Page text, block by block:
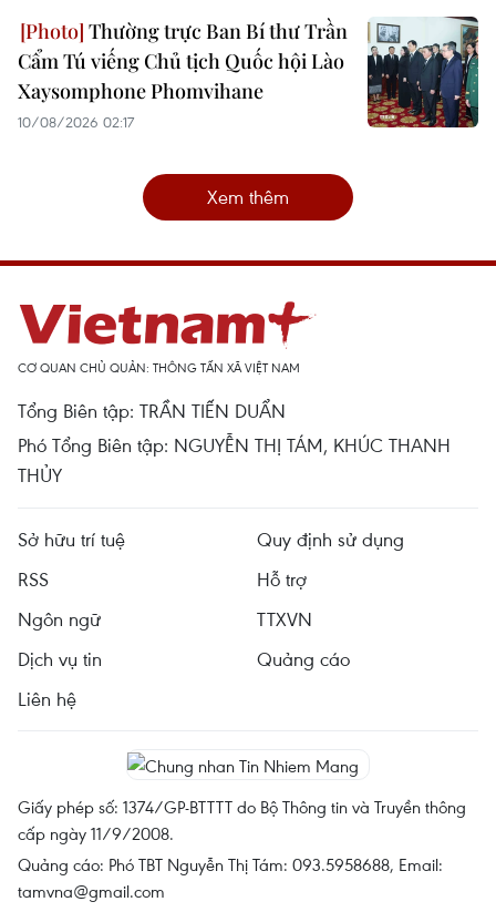
Thường trực Ban Bí thư Trần
Cẩm Tú viếng Chủ tịch Quốc hội Lào
Xaysomphone Phomvihane
10/08/2026 02:17
Xem thêm
CƠ QUAN CHỦ QUẢN: THÔNG TẤN XÃ VIỆT NAM
Tổng Biên tập: TRẦN TIẾN DUẨN
Phó Tổng Biên tập: NGUYỄN THỊ TÁM, KHÚC THANH
THỦY
Sở hữu trí tuệ
Quy định sử dụng
RSS
Hỗ trợ
Ngôn ngữ
TTXVN
Dịch vụ tin
Quảng cáo
Liên hệ
Giấy phép số: 1374/GP-BTTTT do Bộ Thông tin và Truyền thông
cấp ngày 11/9/2008.
Quảng cáo: Phó TBT Nguyễn Thị Tám: 093.5958688, Email:
tamvna@gmail.com